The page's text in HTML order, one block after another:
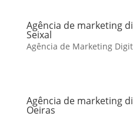
Agência de marketing
Seixal
Agência de Marketing
Agência de marketing
Oeiras